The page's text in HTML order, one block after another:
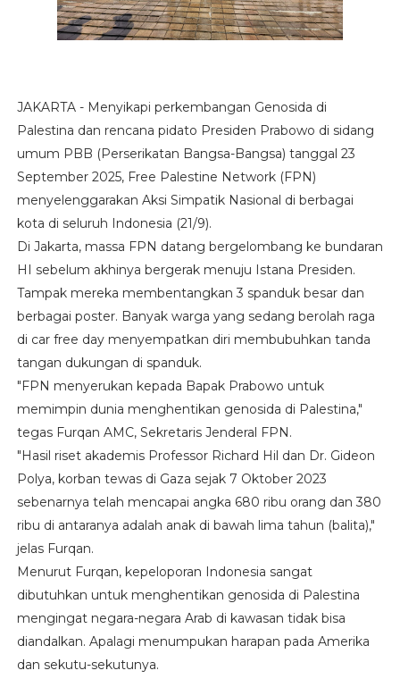
JAKARTA - Menyikapi perkembangan Genosida di
Palestina dan rencana pidato Presiden Prabowo di sidang
umum PBB (Perserikatan Bangsa-Bangsa) tanggal 23
September 2025, Free Palestine Network (FPN)
menyelenggarakan Aksi Simpatik Nasional di berbagai
kota di seluruh Indonesia (21/9).
Di Jakarta, massa FPN datang bergelombang ke bundaran
HI sebelum akhinya bergerak menuju Istana Presiden.
Tampak mereka membentangkan 3 spanduk besar dan
berbagai poster. Banyak warga yang sedang berolah raga
di car free day menyempatkan diri membubuhkan tanda
tangan dukungan di spanduk.
"FPN menyerukan kepada Bapak Prabowo untuk
memimpin dunia menghentikan genosida di Palestina,"
tegas Furqan AMC, Sekretaris Jenderal FPN.
"Hasil riset akademis Professor Richard Hil dan Dr. Gideon
Polya, korban tewas di Gaza sejak 7 Oktober 2023
sebenarnya telah mencapai angka 680 ribu orang dan 380
ribu di antaranya adalah anak di bawah lima tahun (balita),"
jelas Furqan.
Menurut Furqan, kepeloporan Indonesia sangat
dibutuhkan untuk menghentikan genosida di Palestina
mengingat negara-negara Arab di kawasan tidak bisa
diandalkan. Apalagi menumpukan harapan pada Amerika
dan sekutu-sekutunya.